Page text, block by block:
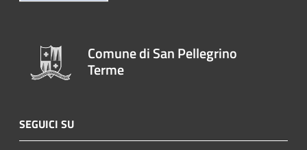
Comune di San Pellegrino
Terme
SEGUICI SU